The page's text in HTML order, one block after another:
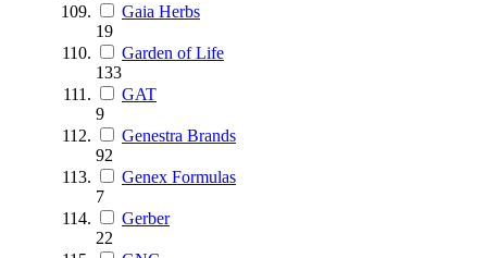
Gaia Herbs
19
Garden of Life
133
GAT
9
Genestra Brands
92
Genex Formulas
7
Gerber
22